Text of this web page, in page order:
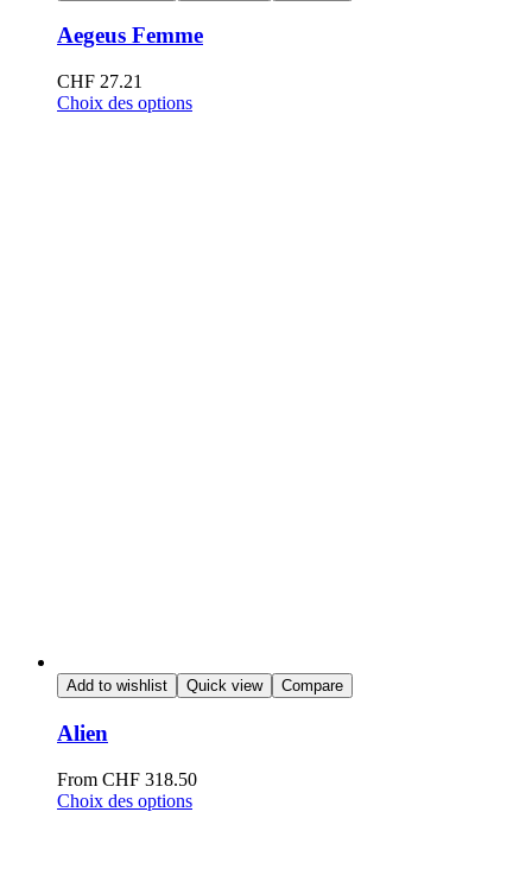
Aegeus Femme
CHF 27.21
Choix des options
Add to wishlist Quick view Compare
Alien
From CHF 318.50
Choix des options